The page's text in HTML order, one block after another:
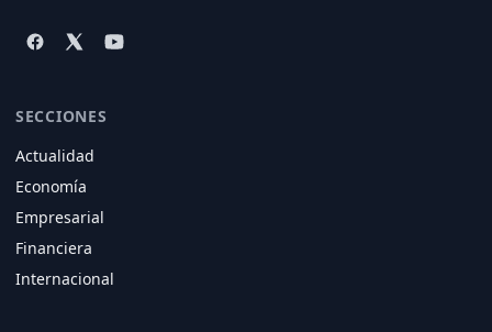
SECCIONES
Actualidad
Economía
Empresarial
Financiera
Internacional